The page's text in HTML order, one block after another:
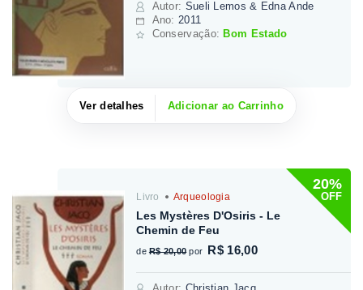
Autor: Sueli Lemos & Edna Ande
Ano: 2011
Conservação: Bom Estado
Ver detalhes Adicionar ao Carrinho
20%
OFF
Livro Arqueologia
Les Mystères D'Osiris - Le
Chemin de Feu
de R$ 20,00 por R$ 16,00